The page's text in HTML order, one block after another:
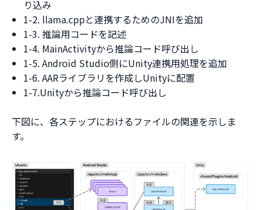
り込み
1-2. llama.cppと連携するためのJNIを追加
1-3. 推論用コードを記述
1-4. MainActivityから推論コード呼び出し
1-5. Android Studio側にUnity連携用処理を追加
1-6. AARライブラリを作成しUnityに配置
1-7.Unityから推論コード呼び出し
下図に、各ステップにおけるファイルの関連を示しま
す。